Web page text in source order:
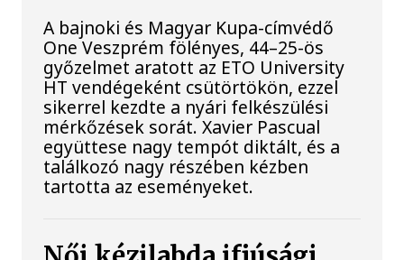
A bajnoki és Magyar Kupa-címvédő
One Veszprém fölényes, 44–25-ös
győzelmet aratott az ETO University
HT vendégeként csütörtökön, ezzel
sikerrel kezdte a nyári felkészülési
mérkőzések sorát. Xavier Pascual
együttese nagy tempót diktált, és a
találkozó nagy részében kézben
tartotta az eseményeket.